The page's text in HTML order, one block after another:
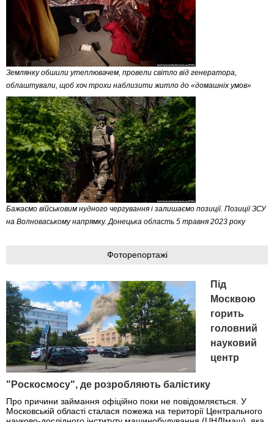
Землянку обшили утеплювачем, провели світло від генератора,
облаштували, щоб хоч трохи наблизити житло до «домашніх умов»
Бажаємо військовим нудного чергування і залишаємо позиції. Позиції ЗСУ
на Волноваському напрямку. Донецька область 5 травня 2023 року
Фоторепортажі
Під
Москвою
горить
головний
науковий
центр
"Роскосмосу", де розробляють балістику
Про причини займання офіційно поки не повідомляється. У
Московській області сталася пожежа на території Центрального